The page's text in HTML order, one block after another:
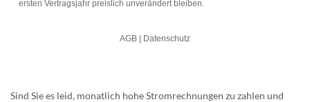
Sind Sie es leid, monatlich hohe Stromrechnungen zu zahlen und